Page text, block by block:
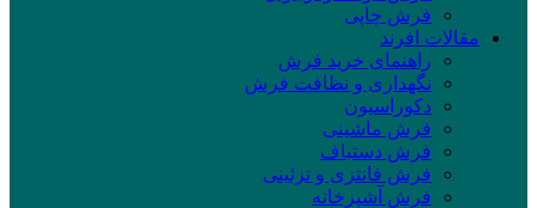
فرش چاپی
مقالات افرند
راهنمای خرید فرش
نگهداری و نظافت فرش
دکوراسیون
فرش ماشینی
فرش دستباف
فرش فانتزی و تزئینی
فرش آشپزخانه